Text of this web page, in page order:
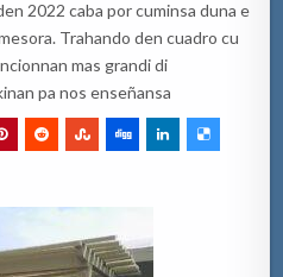
2022 cabaporcuminsa duna e
. Trahando dencuadro cu
ionnan mas grandidi
panos enseñansa